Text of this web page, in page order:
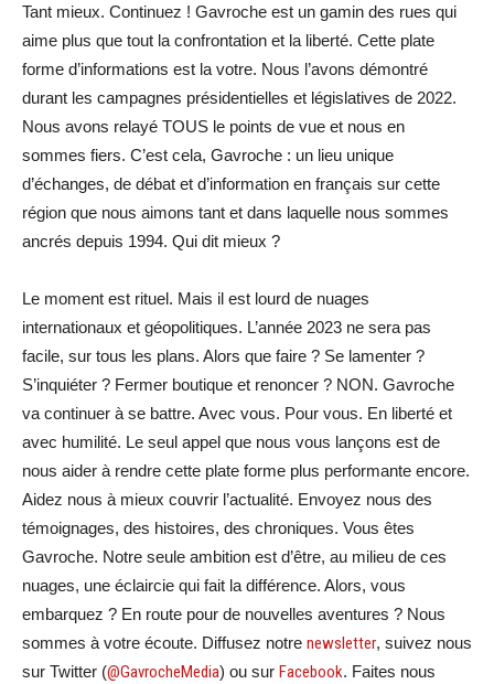
Tant mieux. Continuez ! Gavroche est un gamin des rues qui
aime plus que tout la confrontation et la liberté. Cette plate
forme d’informations est la votre. Nous l’avons démontré
durant les campagnes présidentielles et législatives de 2022.
Nous avons relayé TOUS le points de vue et nous en
sommes fiers. C’est cela, Gavroche : un lieu unique
d’échanges, de débat et d’information en français sur cette
région que nous aimons tant et dans laquelle nous sommes
ancrés depuis 1994. Qui dit mieux ?
Le moment est rituel. Mais il est lourd de nuages
internationaux et géopolitiques. L’année 2023 ne sera pas
facile, sur tous les plans. Alors que faire ? Se lamenter ?
S’inquiéter ? Fermer boutique et renoncer ? NON. Gavroche
va continuer à se battre. Avec vous. Pour vous. En liberté et
avec humilité. Le seul appel que nous vous lançons est de
nous aider à rendre cette plate forme plus performante encore.
Aidez nous à mieux couvrir l’actualité. Envoyez nous des
témoignages, des histoires, des chroniques. Vous êtes
Gavroche. Notre seule ambition est d’être, au milieu de ces
nuages, une éclaircie qui fait la différence. Alors, vous
embarquez ? En route pour de nouvelles aventures ? Nous
sommes à votre écoute. Diffusez notre newsletter, suivez nous
sur Twitter (@GavrocheMedia) ou sur Facebook. Faites nous